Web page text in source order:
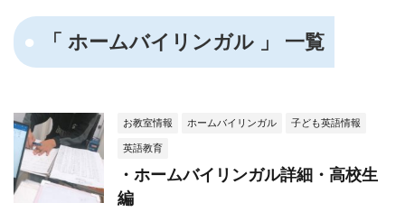
「 ホームバイリンガル 」 一覧
お教室情報 ホームバイリンガル 子ども英語情報
英語教育
・ホームバイリンガル詳細・高校生
編